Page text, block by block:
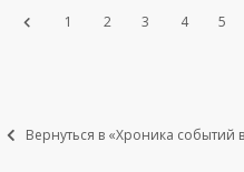
1 2 3 4 5
Вернуться в «Хроника событий